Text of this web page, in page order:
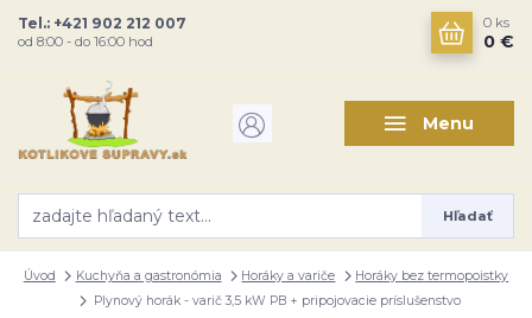
Menu
Hľadať
Tel.: +421 902 212 007
od 8:00 - do 16:00 hod
0 ks
0 €
Úvod Kuchyňa a gastronómia Horáky a variče
Horáky bez termopoistky
Plynový horák - varič 3,5 kW PB + pripojovacie príslušenstvo